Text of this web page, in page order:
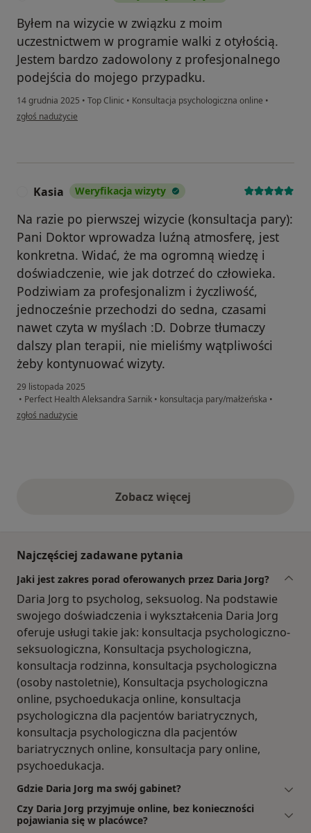
Byłem na wizycie w związku z moim
uczestnictwem w programie walki z otyłością.
Jestem bardzo zadowolony z profesjonalnego
podejścia do mojego przypadku.
14 grudnia 2025 • Top Clinic • Konsultacja psychologiczna online •
w opinii użytkownika Paweł Wlazło
zgłoś nadużycie
Kasia Weryfikacja wizyty
Na razie po pierwszej wizycie (konsultacja pary):
Pani Doktor wprowadza luźną atmosferę, jest
konkretna. Widać, że ma ogromną wiedzę i
doświadczenie, wie jak dotrzeć do człowieka.
Podziwiam za profesjonalizm i życzliwość,
jednocześnie przechodzi do sedna, czasami
nawet czyta w myślach :D. Dobrze tłumaczy
dalszy plan terapii, nie mieliśmy wątpliwości
żeby kontynuować wizyty.
29 listopada 2025
• Perfect Health Aleksandra Sarnik • konsultacja pary/małżeńska •
w opinii użytkownika Kasia
zgłoś nadużycie
Zobacz więcejopinie powyżej
Najczęściej zadawane pytania
Jaki jest zakres porad oferowanych przez Daria Jorg?
Daria Jorg to psycholog, seksuolog. Na podstawie
swojego doświadczenia i wykształcenia Daria Jorg
oferuje usługi takie jak: konsultacja psychologiczno-
seksuologiczna, Konsultacja psychologiczna,
konsultacja rodzinna, konsultacja psychologiczna
(osoby nastoletnie), Konsultacja psychologiczna
online, psychoedukacja online, konsultacja
psychologiczna dla pacjentów bariatrycznych,
konsultacja psychologiczna dla pacjentów
bariatrycznych online, konsultacja pary online,
psychoedukacja.
Gdzie Daria Jorg ma swój gabinet?
Czy Daria Jorg przyjmuje online, bez konieczności
pojawiania się w placówce?